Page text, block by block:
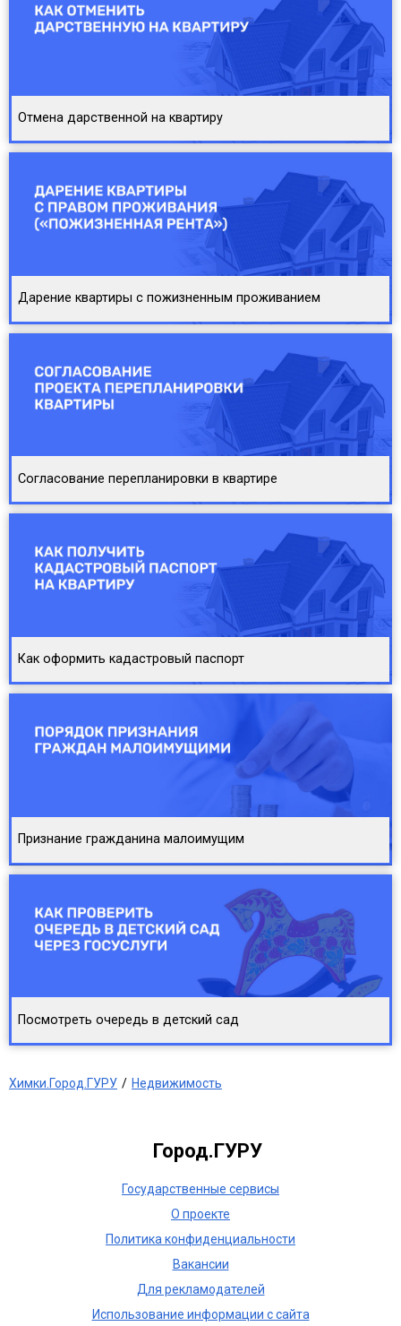
Отмена дарственной на квартиру
Дарение квартиры с пожизненным проживанием
Согласование перепланировки в квартире
Как оформить кадастровый паспорт
Признание гражданина малоимущим
Посмотреть очередь в детский сад
Химки.Город.ГУРУ Недвижимость
Город.ГУРУ
Государственные сервисы
О проекте
Политика конфиденциальности
Вакансии
Для рекламодателей
Использование информации с сайта